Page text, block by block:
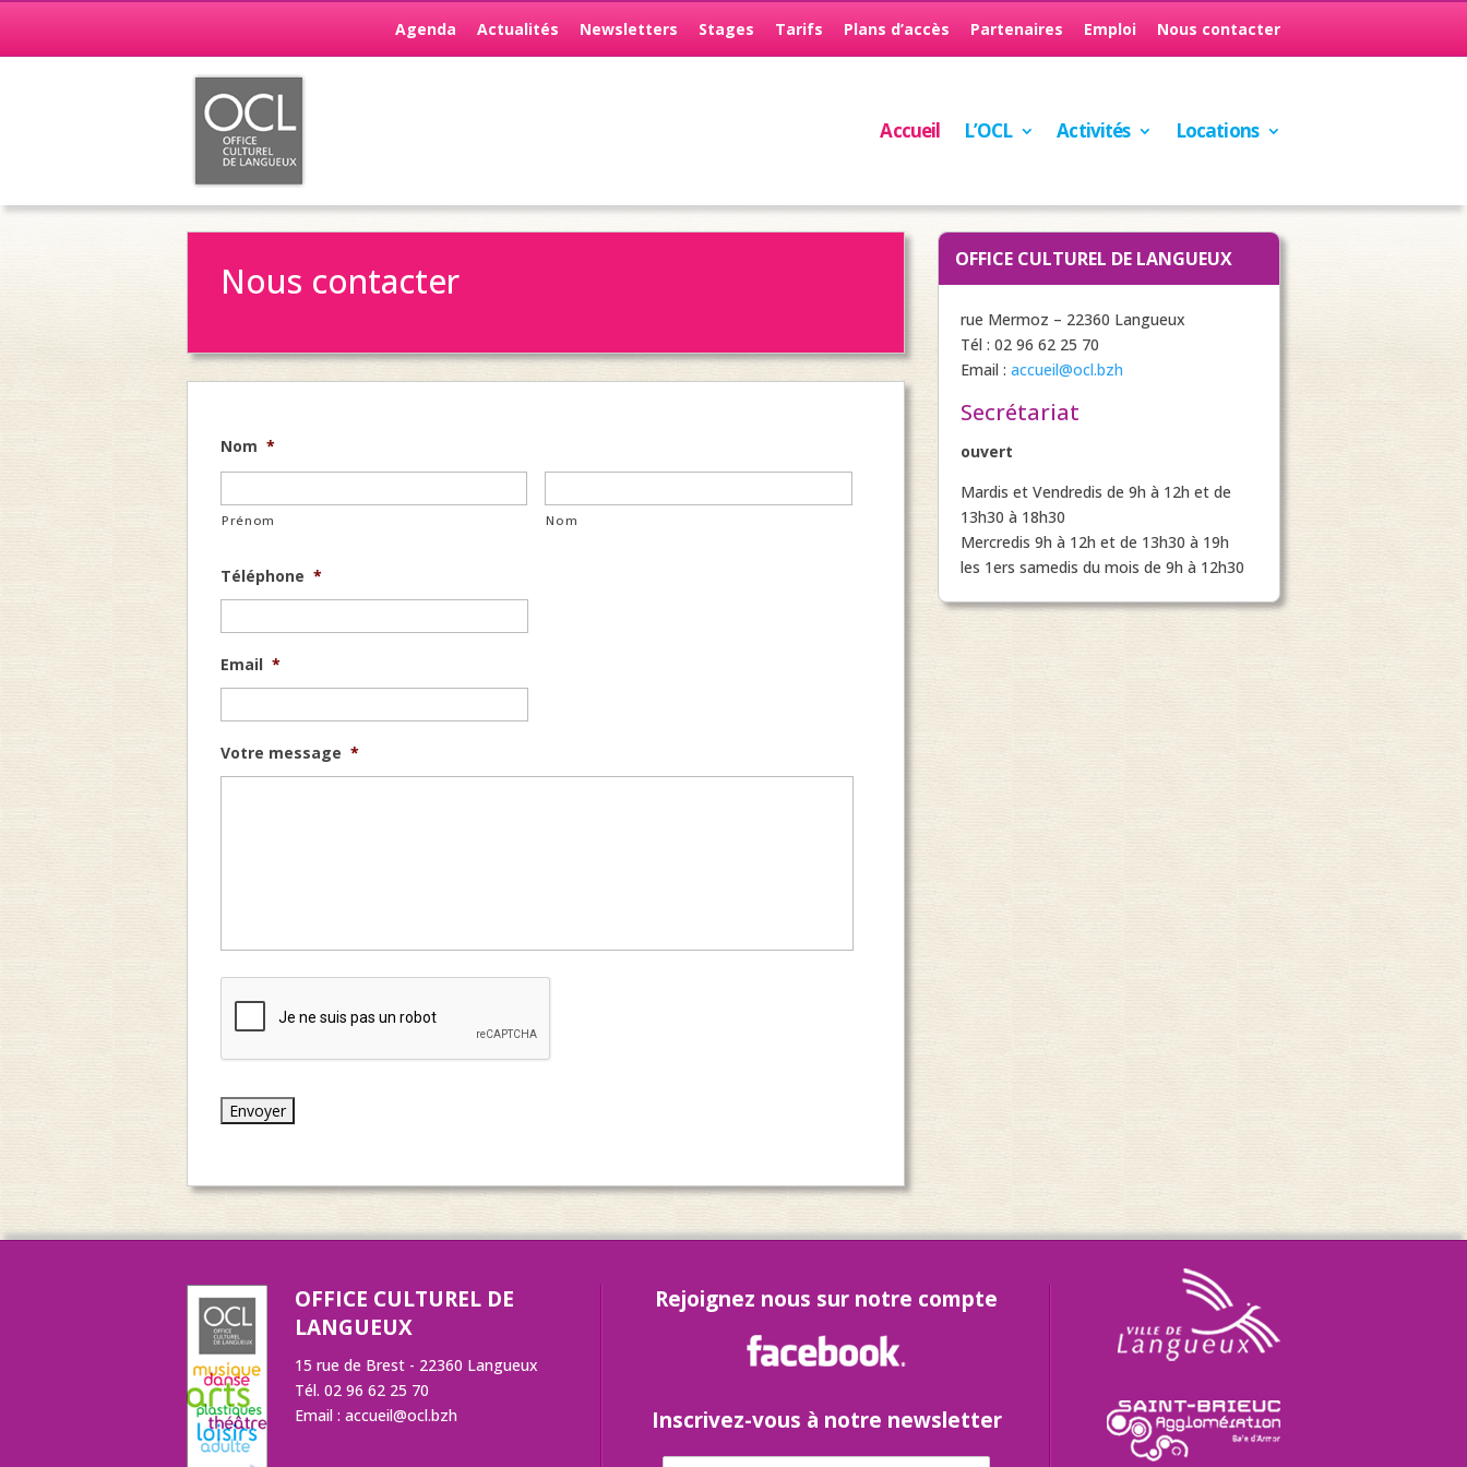
Agenda Actualités Newsletters Stages Tarifs Plans d’accès Partenaires Emploi Nous contacter
Accueil L’OCL Activités Locations
Nous contacter
Nom *
Prénom Nom
Téléphone *
Email *
Votre message *
C
C
A
OFFICE CULTUREL DE LANGUEUX
rue Mermoz – 22360 Langueux
Tél : 02 96 62 25 70
Email :accueil@ocl.bzh
Secrétariat
ouvert
Mardis et Vendredis de 9h à 12h et de
13h30 à 18h30
Mercredis 9h à 12h et de 13h30 à 19h
les 1ers samedis du mois de 9h à 12h30
OFFICE CULTUREL DE
LANGUEUX
15 rue de Brest - 22360 Langueux
Tél. 02 96 62 25 70
Email : accueil@ocl.bzh
Rejoignez nous sur notre compte
Inscrivez-vous à notre newsletter